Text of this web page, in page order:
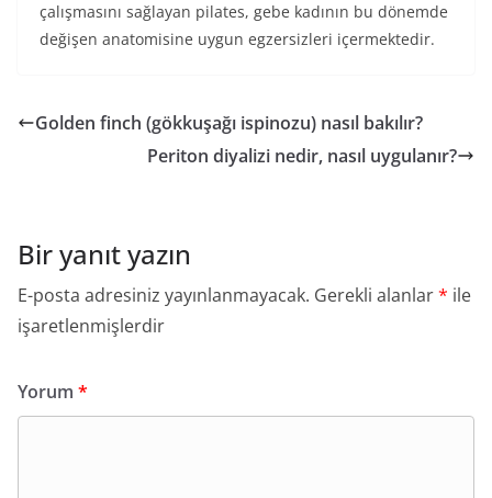
çalışmasını sağlayan pilates, gebe kadının bu dönemde
değişen anatomisine uygun egzersizleri içermektedir.
Golden finch (gökkuşağı ispinozu) nasıl bakılır?
Periton diyalizi nedir, nasıl uygulanır?
Bir yanıt yazın
E-posta adresiniz yayınlanmayacak. Gerekli alanlar* ile
işaretlenmişlerdir
Yorum *